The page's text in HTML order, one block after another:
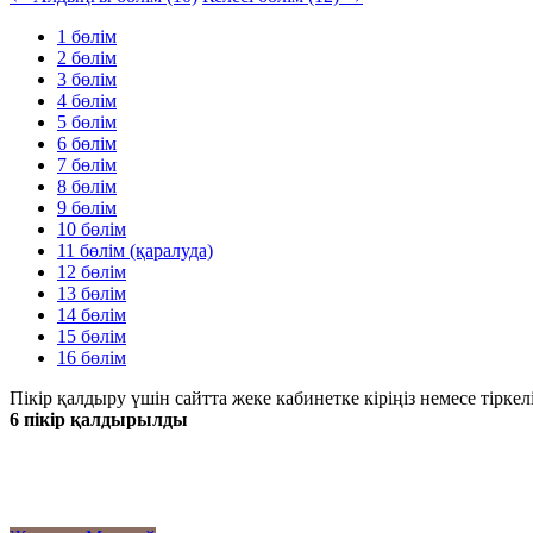
1 бөлім
2 бөлім
3 бөлім
4 бөлім
5 бөлім
6 бөлім
7 бөлім
8 бөлім
9 бөлім
10 бөлім
11 бөлім (қаралуда)
12 бөлім
13 бөлім
14 бөлім
15 бөлім
16 бөлім
Пікір қалдыру үшін сайтта жеке кабинетке кіріңіз немесе
6 пікір қалдырылды